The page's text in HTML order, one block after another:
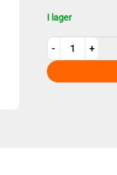
I lager
5,0 mm Spiralborr